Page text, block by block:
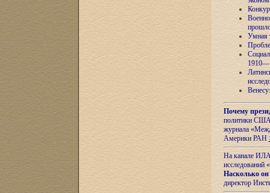
Умная
Почему
политики США
журнала
Америки РАН
На канале ИЛА
исследований «
Насколько он
директор